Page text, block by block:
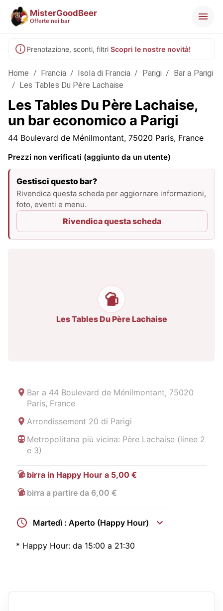
MisterGoodBeer
Offerte nei bar
Prenotazione, sconti, filtri Scopri le nostre novità!
Home / Francia / Isola di Francia / Parigi / Bar a Parigi
/ Les Tables Du Père Lachaise
Les Tables Du Père Lachaise,
un bar economico a Parigi
44 Boulevard de Ménilmontant, 75020 Paris, France
Prezzi non verificati (aggiunto da un utente)
Gestisci questo bar?
Rivendica questa scheda per aggiornare informazioni,
foto, eventi e menu.
Rivendica questa scheda
Les Tables Du Père Lachaise
Bar a 44 Boulevard de Ménilmontant, 75020
Paris, France
Arrondissement 20 di Parigi
Metropolitana più vicina: Père Lachaise (linee 2
e 3)
birra in Happy Hour a 5,00 €
birra a partire da 6,00 €
Martedì : Aperto (Happy Hour)
* Happy Hour: da 15:00 a 21:30